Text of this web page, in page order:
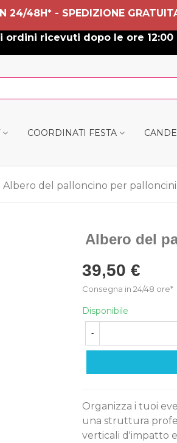
24/48H* - SPEDIZIONE
ordini ricevuti dopo le ore
COORDINATI FESTA
Albero del palloncino per palloncini,
Albero del
39,50 €
Consegna in 24/48 ore*
Disponibile
-
Organizza i tuoi
una struttura
verticali d'impatto